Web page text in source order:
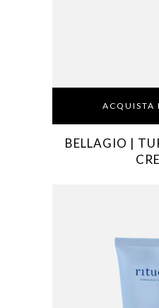
ACQUISTA
BELLAGIO |